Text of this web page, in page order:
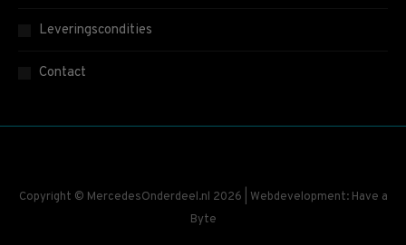
Leveringscondities
Contact
Copyright © MercedesOnderdeel.nl 2026 | Webdevelopment: Have a
Byte